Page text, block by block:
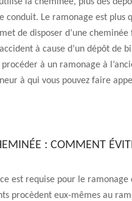
conduit. Le ramonage est plus
de disposer d’une cheminée
à cause d’un dépôt de
à un ramonage à
à qui vous pouvez faire
: COMMENT
est requise pour le ramonage
procèdent eux-mêmes au